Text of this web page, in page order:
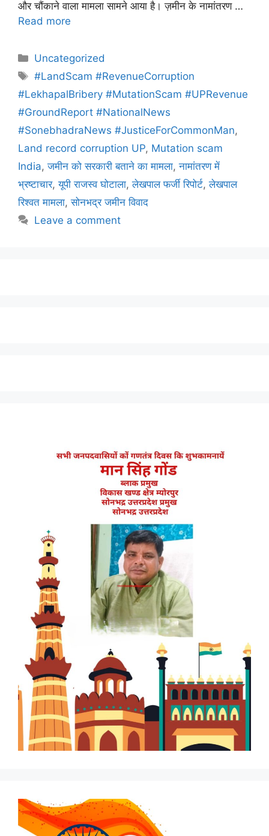
और चौंकाने वाला मामला सामने आया है। ज़मीन के नामांतरण …
Read more
Uncategorized
#LandScam #RevenueCorruption
#LekhapalBribery #MutationScam #UPRevenue
#GroundReport #NationalNews
#SonebhadraNews #JusticeForCommonMan,
Land record corruption UP, Mutation scam
India,जमीन को सरकारी बताने का मामला,नामांतरण में
भ्रष्टाचार,यूपी राजस्व घोटाला,लेखपाल फर्जी रिपोर्ट,लेखपाल
रिश्वत मामला,सोनभद्र जमीन विवाद
Leave a comment